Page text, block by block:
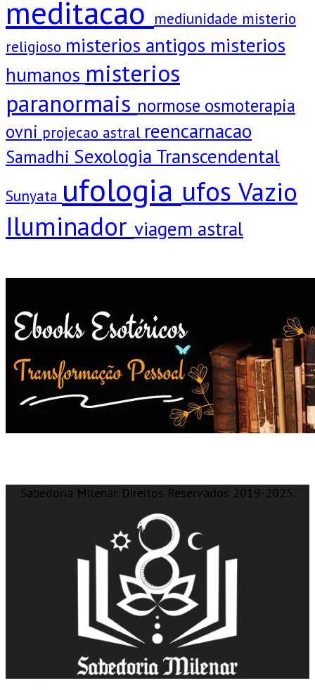
meditacao mediunidade misterio
religioso misterios antigos misterios
humanos misterios
paranormais normose osmoterapia
ovni projecao astral reencarnacao
Samadhi Sexologia Transcendental
Sunyata ufologia ufos Vazio
Iluminador viagem astral
Sabedoria Milenar. Direitos Reservados 2019-2025.